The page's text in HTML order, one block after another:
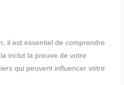
il est essentiel de comprendre
inclut la preuve de votre
qui peuvent influencer votre